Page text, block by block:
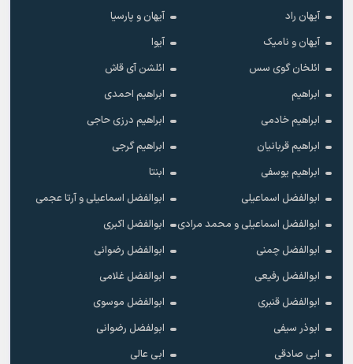
آیهان راد
آیهان و پارسیا
آیهان و نامیک
آیوا
ائلخان گوی سس
ائلشن آی قاش
ابراهیم
ابراهیم احمدی
ابراهیم خادمی
ابراهیم درزی حاجی
ابراهیم قربانیان
ابراهیم گرجی
ابراهیم یوسفی
ابنتا
ابوالفضل اسماعیلی
ابوالفضل اسماعیلی و آرتا عجمی
ابوالفضل اسماعیلی و محمد مرادی
ابوالفضل اکبری
ابوالفضل چمنی
ابوالفضل رضوانی
ابوالفضل رفیعی
ابوالفضل غلامی
ابوالفضل قنبری
ابوالفضل موسوی
ابوذر سیفی
ابولفضل رضوانی
ابی صادقی
ابی عالی